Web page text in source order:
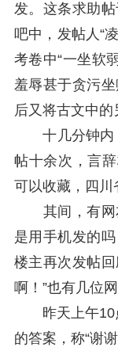
发。这条求助
吧中，发帖人“
考卷中“一坐软
羞辱甚于贪污
后又将古文中的
十几分钟内，
帖十余次，言辞
可以收藏，四川
其间，有网
是用手机发的
楼主再次发帖
啊！”也有几位
昨天上午10点
的答案，称“谢